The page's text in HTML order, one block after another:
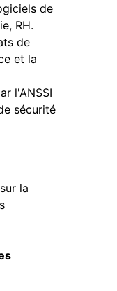
de
RH.
de
et la
l'ANSSI
sécurité
la